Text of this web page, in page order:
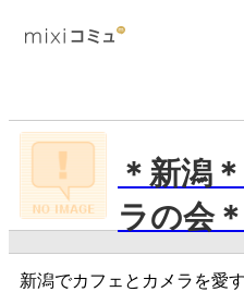
＊新潟
ラの会＊
新潟でカフェとカメラを愛